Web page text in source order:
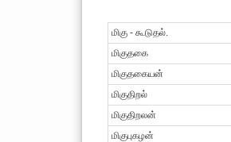
மிகு - கூடுதல்.
மிகுதகை
மிகுதகையன்
மிகுதிறல்
மிகுதிறலன்
மிகுபுகழன்